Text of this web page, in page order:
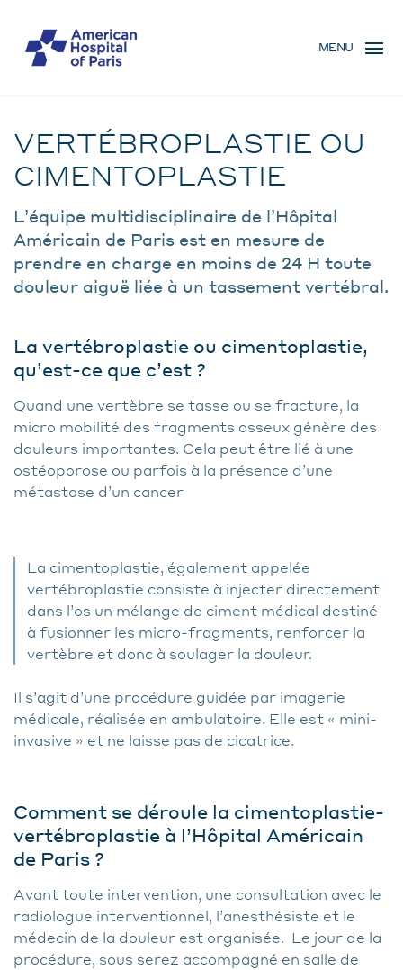
main
MENU
MOBILE
MENU
BREADCRUMB
VERTÉBROPLASTIE OU
CIMENTOPLASTIE
L’équipe multidisciplinaire de l’Hôpital
Américain de Paris est en mesure de
prendre en charge en moins de 24 H toute
douleur aiguë liée à un tassement vertébral.
La vertébroplastie ou cimentoplastie,
qu’est-ce que c’est ?
Quand une vertèbre se tasse ou se fracture, la
micro mobilité des fragments osseux génère des
douleurs importantes. Cela peut être lié à une
ostéoporose ou parfois à la présence d’une
métastase d’un cancer
La cimentoplastie, également appelée
vertébroplastie consiste à injecter directement
dans l’os un mélange de ciment médical destiné
à fusionner les micro-fragments, renforcer la
vertèbre et donc à soulager la douleur.
Il s’agit d’une procédure guidée par imagerie
médicale, réalisée en ambulatoire. Elle est « mini-
invasive » et ne laisse pas de cicatrice.
Comment se déroule la cimentoplastie-
vertébroplastie à l’Hôpital Américain
de Paris ?
Avant toute intervention, une consultation avec le
radiologue interventionnel, l’anesthésiste et le
médecin de la douleur est organisée. Le jour de la
procédure, sous serez accompagné en salle de